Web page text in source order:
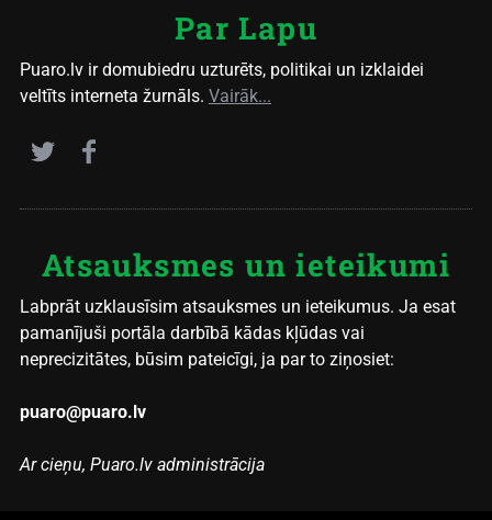
Par Lapu
Puaro.lv ir domubiedru uzturēts, politikai un izklaidei
veltīts interneta žurnāls. Vairāk...
Atsauksmes un ieteikumi
Labprāt uzklausīsim atsauksmes un ieteikumus. Ja esat
pamanījuši portāla darbībā kādas kļūdas vai
neprecizitātes, būsim pateicīgi, ja par to ziņosiet:
puaro@puaro.lv
Ar cieņu, Puaro.lv administrācija